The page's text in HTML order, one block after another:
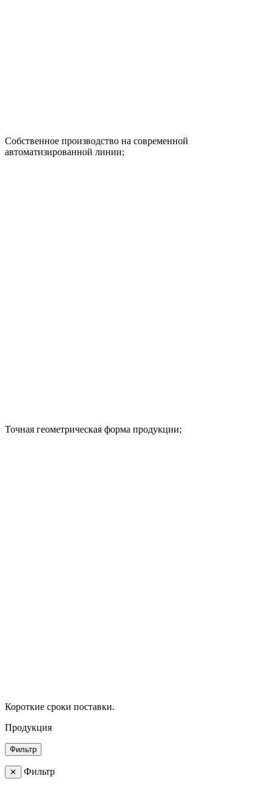
Собственное производство на современной
автоматизированной линии;
Точная геометрическая форма продукции;
Короткие сроки поставки.
Продукция
Фильтр
✕ Фильтр